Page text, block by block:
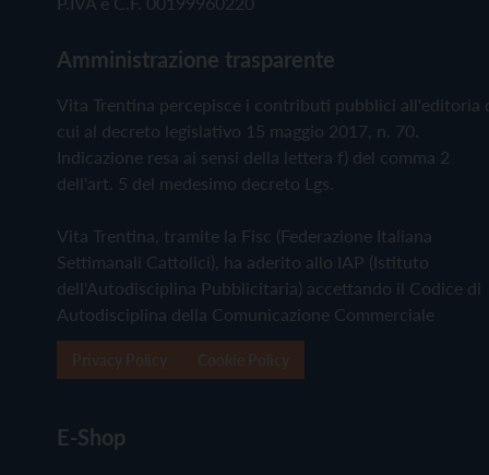
Amministrazione trasparente
Vita Trentina percepisce i contributi pubblici all'editoria
cui al decreto legislativo 15 maggio 2017, n. 70.
Indicazione resa ai sensi della lettera f) del comma 2
dell'art. 5 del medesimo decreto Lgs.
Vita Trentina, tramite la Fisc (Federazione Italiana
Settimanali Cattolici), ha aderito allo IAP (Istituto
dell'Autodisciplina Pubblicitaria) accettando il Codice di
Autodisciplina della Comunicazione Commerciale
E-Shop